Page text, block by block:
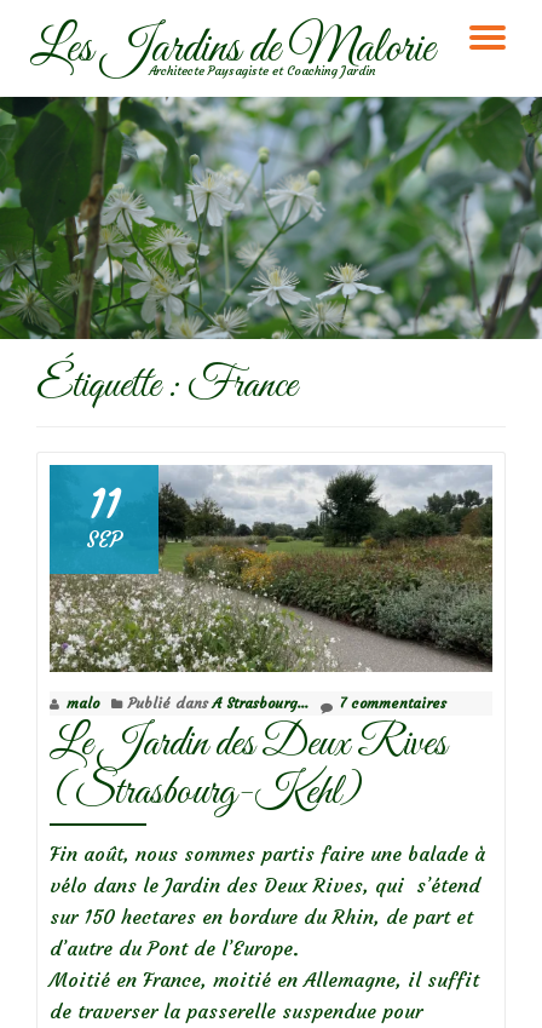
Aller
contenu
LA
Les Jardins de Malorie
Architecte Paysagiste et Coaching Jardin
Étiquette :France
11
SEP
malo Publié dansA Strasbourg... 7 commentaires
Le Jardin des Deux Rives
(Strasbourg-Kehl)
Fin août, nous sommes partis faire une balade à
vélo dans le Jardin des Deux Rives, qui s’étend
sur 150 hectares en bordure du Rhin, de part et
d’autre du Pont de l’Europe.
Moitié en France, moitié en Allemagne, il suffit
de traverser la passerelle suspendue pour